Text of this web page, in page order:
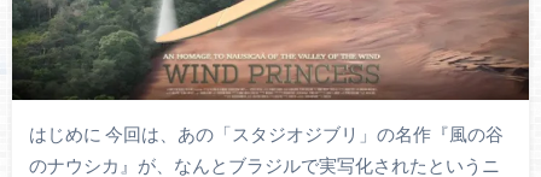
はじめに 今回は、あの「スタジオジブリ」の名作『風の谷
のナウシカ』が、なんとブラジルで実写化されたというニ